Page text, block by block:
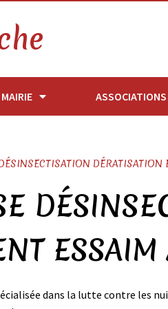
MAIRIE ASSOCIATIONS
DÉRATISATION
ESSAIM
dans la lutte contre les